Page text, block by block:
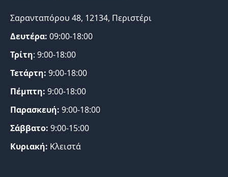
Σαρανταπόρου 48, 12134, Περιστέρι
Δευτέρα: 09:00-18:00
Τρίτη: 9:00-18:00
Τετάρτη: 9:00-18:00
Πέμπτη: 9:00-18:00
Παρασκευή: 9:00-18:00
Σάββατο: 9:00-15:00
Κυριακή: Κλειστά